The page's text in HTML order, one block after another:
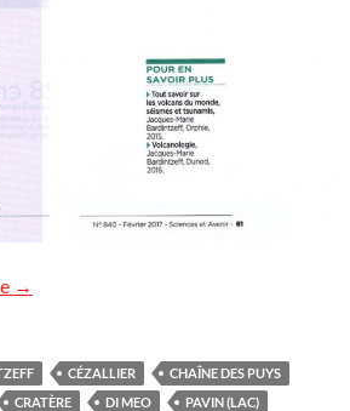
Sciences et Avenir : champs Phlégréens
→
CÉZALLIER
CHAÎNE DES PUYS
CRATÈRE DI MEO
PAVIN (LAC)